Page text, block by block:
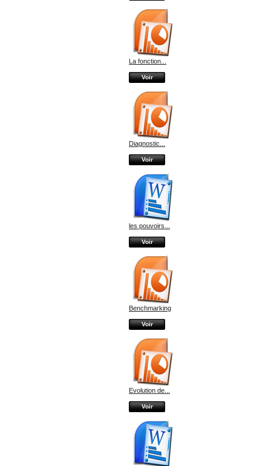
La fonction...
Voir
Diagnostic...
Voir
les pouvoirs...
Voir
Benchmarking
Voir
Evolution de...
Voir